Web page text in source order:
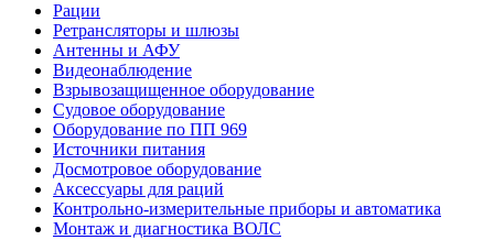
Рации
Ретрансляторы и шлюзы
Антенны и АФУ
Видеонаблюдение
Взрывозащищенное оборудование
Судовое оборудование
Оборудование по ПП 969
Источники питания
Досмотровое оборудование
Аксессуары для раций
Контрольно-измерительные приборы и автоматика
Монтаж и диагностика ВОЛС